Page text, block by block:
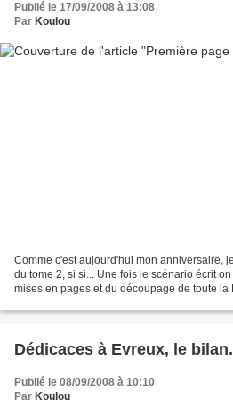
Publié le 17/09/2008 à 13:08
Par Koulou
Comme c'est aujourd'hui mon anniversaire,
du tome 2, si si... Une fois le scénario écrit
mises en pages et du découpage de toute la
Dédicaces à Evreux, le
Publié le 08/09/2008 à 10:10
Par Koulou